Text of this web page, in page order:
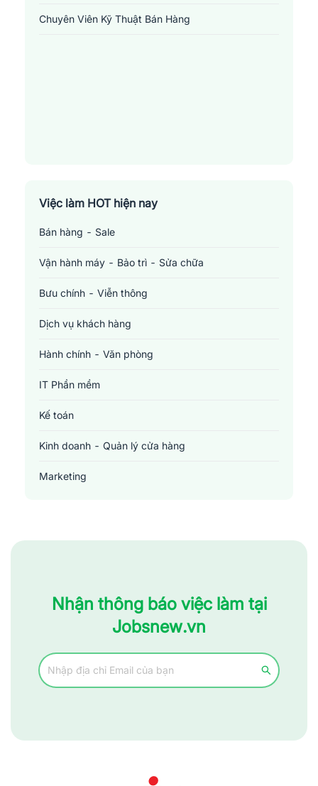
nền tảng jobsnew.vn
Chuyên Viên Kỹ Thuật Bán Hàng
Việc làm HOT hiện nay
Bán hàng - Sale
Vận hành máy - Bảo trì - Sửa chữa
Bưu chính - Viễn thông
Dịch vụ khách hàng
Hành chính - Văn phòng
IT Phần mềm
Kế toán
Kinh doanh - Quản lý cửa hàng
Marketing
Y tế - Chăm sóc sức khỏe
Nhận thông báo việc làm tại
Jobsnew.vn